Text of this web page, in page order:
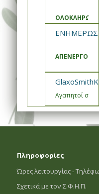
ΟΛΟΚΛΗΡΩΣΗ
Αγαπητοί
Πληροφορίες
Ώρες λειτουργίας -
Σχετικά με τον Σ.Φ.Η.Π.